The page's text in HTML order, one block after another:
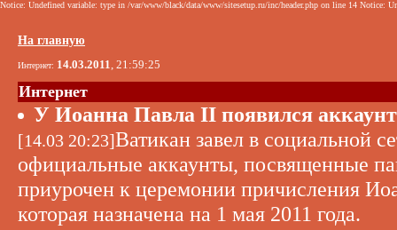
Notice: Undefined variable: type in /var/www/black/data/www/sitesetup.ru/inc/header.php on line 14 Notice:
На главную
Интернет: 14.03.2011, 21:59:25
Интернет
У Иоанна Павла II появился
[14.03 20:23]Ватикан завел в социальной
официальные аккаунты, посвященные
приурочен к церемонии причисления
которая назначена на 1 мая 2011 года.